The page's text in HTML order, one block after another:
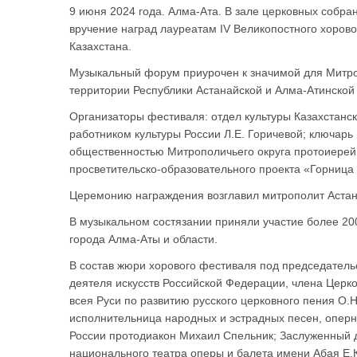
9 июня 2024 года. Алма-Ата. В зале церковных
вручение наград лауреатам IV Великопостного
Казахстана.
Музыкальный форум приурочен к значимой для
территории Республики Астанайской и Алма-
Организаторы фестиваля: отдел культуры
работником культуры России Л.Е. Горичевой;
общественностью Митрополичьего округа
просветительско-образовательного проекта
Церемонию награждения возглавил митрополит
В музыкальном состязании приняли участие более
города Алма-Аты и области.
В состав жюри хорового фестиваля под
деятеля искусств Российской Федерации, члена
всея Руси по развитию русского церковного пения
исполнительница народных и эстрадных песен,
России протодиакон Михаил Спельник; Заслуженный
национального театра оперы и балета имени Абая